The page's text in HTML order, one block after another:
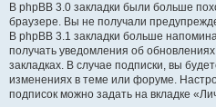
В phpBB 3.0 закладки были больше
браузере. Вы не получали
В phpBB 3.1 закладки больше
получать уведомления об
закладках. В случае подписки, вы
изменениях в теме или форуме.
подписок можно задать на вкладке